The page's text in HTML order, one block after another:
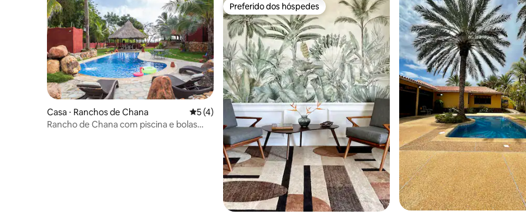
Casa ⋅ Ranchos de Chana 5 de uma avaliação média de 5, 4 avaliações
5 (4)
Rancho de Chana com piscina e bolas
Preferido dos hóspedes
Preferido dos hóspedes